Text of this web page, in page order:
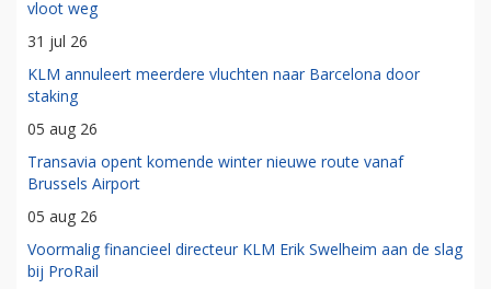
vloot weg
31 jul 26
KLM annuleert meerdere vluchten naar Barcelona door
staking
05 aug 26
Transavia opent komende winter nieuwe route vanaf
Brussels Airport
05 aug 26
Voormalig financieel directeur KLM Erik Swelheim aan de slag
bij ProRail